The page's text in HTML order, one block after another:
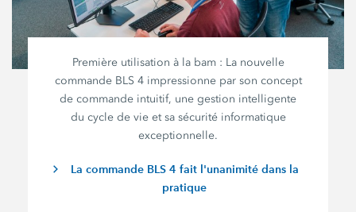
Première utilisation à la bam : La nouvelle
commande BLS 4 impressionne par son concept
de commande intuitif, une gestion intelligente
du cycle de vie et sa sécurité informatique
exceptionnelle.
La commande BLS 4 fait l'unanimité dans la
pratique